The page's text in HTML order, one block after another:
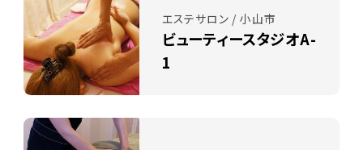
エステサロン / 小山市
ビューティースタジオA-
1